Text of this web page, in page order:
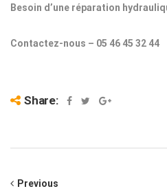
Besoin d’une réparation
Contactez-nous – 05 46 45 32 44
Share:
Previous